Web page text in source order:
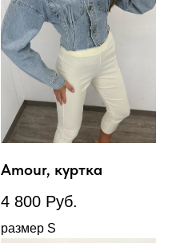
Amour, куртка
4 800 Руб.
размер S